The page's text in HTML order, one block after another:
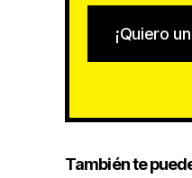
¡Quiero
También te